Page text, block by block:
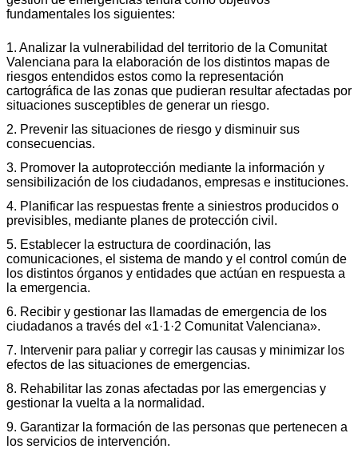
fundamentales los siguientes:
1. Analizar la vulnerabilidad del territorio de la Comunitat
Valenciana para la elaboración de los distintos mapas de
riesgos entendidos estos como la representación
cartográfica de las zonas que pudieran resultar afectadas por
situaciones susceptibles de generar un riesgo.
2. Prevenir las situaciones de riesgo y disminuir sus
consecuencias.
3. Promover la autoprotección mediante la información y
sensibilización de los ciudadanos, empresas e instituciones.
4. Planificar las respuestas frente a siniestros producidos o
previsibles, mediante planes de protección civil.
5. Establecer la estructura de coordinación, las
comunicaciones, el sistema de mando y el control común de
los distintos órganos y entidades que actúan en respuesta a
la emergencia.
6. Recibir y gestionar las llamadas de emergencia de los
ciudadanos a través del «1·1·2 Comunitat Valenciana».
7. Intervenir para paliar y corregir las causas y minimizar los
efectos de las situaciones de emergencias.
8. Rehabilitar las zonas afectadas por las emergencias y
gestionar la vuelta a la normalidad.
9. Garantizar la formación de las personas que pertenecen a
los servicios de intervención.